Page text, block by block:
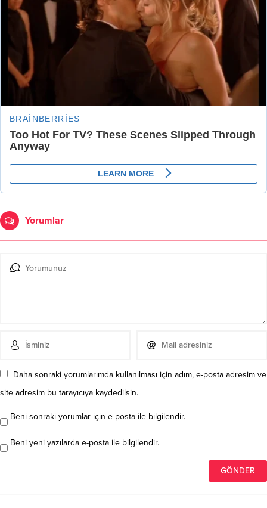
Yorumlar
Daha sonraki yorumlarımda kullanılması için adım, e-posta adresim ve
site adresim bu tarayıcıya kaydedilsin.
Beni sonraki yorumlar için e-posta ile bilgilendir.
Beni yeni yazılarda e-posta ile bilgilendir.